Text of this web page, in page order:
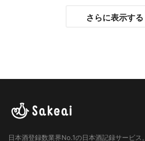
さらに表示する
日本酒登録数業界No.1の日本酒記録サービス。